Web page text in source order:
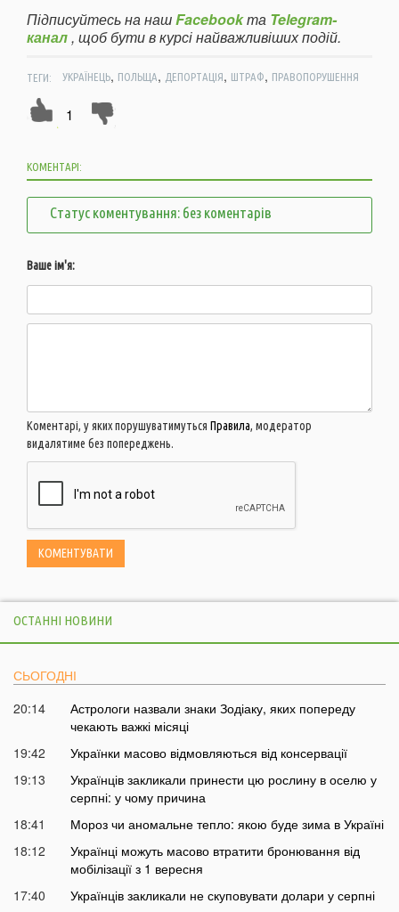
Підписуйтесь на нашFacebookта Telegram-
канал, щоб бути в курсі найважливіших подій.
ТЕГИ: УКРАЇНЕЦЬ, ПОЛЬЩА, ДЕПОРТАЦІЯ, ШТРАФ, ПРАВОПОРУШЕННЯ
1
КОМЕНТАРІ:
Статус коментування: без коментарів
Ваше ім'я:
Коментарі, у яких порушуватимуться Правила, модератор
видалятиме без попереджень.
ОСТАННІ НОВИНИ
СЬОГОДНІ
20:14
Астрологи назвали знаки Зодіаку, яких попереду
чекають важкі місяці
19:42
Українки масово відмовляються від консервації
19:13
Українців закликали принести цю рослину в оселю у
серпні: у чому причина
18:41
Мороз чи аномальне тепло: якою буде зима в Україні
18:12
Українці можуть масово втратити бронювання від
мобілізації з 1 вересня
17:40
Українців закликали не скуповувати долари у серпні